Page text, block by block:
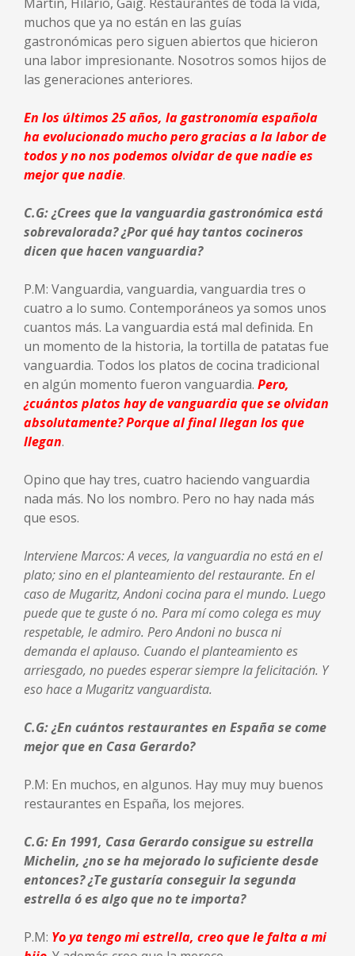
muchos que ya no están en las guías
gastronómicas pero siguen abiertos que hicieron
una labor impresionante. Nosotros somos hijos de
las generaciones anteriores.
En los últimos 25 años, la gastronomía española
ha evolucionado mucho pero gracias a la labor de
todos y no nos podemos olvidar de que nadie es
mejor que nadie.
C.G: ¿Crees que la vanguardia gastronómica está
sobrevalorada? ¿Por qué hay tantos cocineros
dicen que hacen vanguardia?
P.M: Vanguardia, vanguardia, vanguardia tres o
cuatro a lo sumo. Contemporáneos ya somos unos
cuantos más. La vanguardia está mal definida. En
un momento de la historia, la tortilla de patatas fue
vanguardia. Todos los platos de cocina tradicional
en algún momento fueron vanguardia. Pero,
¿cuántos platos hay de vanguardia que se olvidan
absolutamente? Porque al final llegan los que
llegan.
Opino que hay tres, cuatro haciendo vanguardia
nada más. No los nombro. Pero no hay nada más
que esos.
Interviene Marcos: A veces, la vanguardia no está en el
plato; sino en el planteamiento del restaurante. En el
caso de Mugaritz, Andoni cocina para el mundo. Luego
puede que te guste ó no. Para mí como colega es muy
respetable, le admiro. Pero Andoni no busca ni
demanda el aplauso. Cuando el planteamiento es
arriesgado, no puedes esperar siempre la felicitación. Y
eso hace a Mugaritz vanguardista.
C.G: ¿En cuántos restaurantes en España se come
mejor que en Casa Gerardo?
P.M: En muchos, en algunos. Hay muy muy buenos
restaurantes en España, los mejores.
C.G: En 1991, Casa Gerardo consigue su estrella
Michelin, ¿no se ha mejorado lo suficiente desde
entonces? ¿Te gustaría conseguir la segunda
estrella ó es algo que no te importa?
P.M: Yo ya tengo mi estrella, creo que le falta a mi